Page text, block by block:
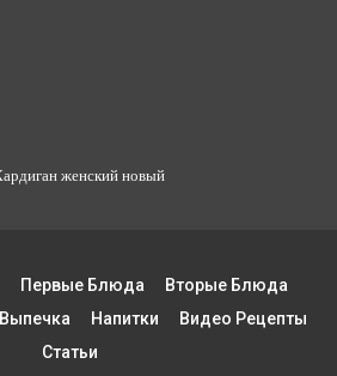
Первые Блюда
Вторые Блюда
Выпечка Напитки
Видео Рецепты
Статьи